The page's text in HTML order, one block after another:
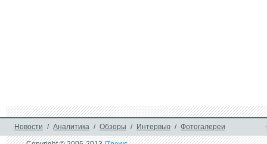
Новости / Аналитика / Обзоры / Интервью / Фотогалереи